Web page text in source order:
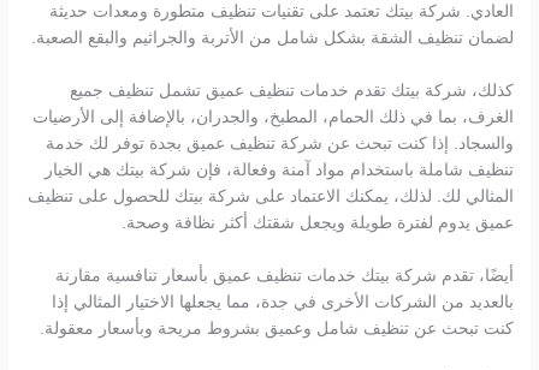
العادي. شركة بيتك تعتمد على تقنيات تنظيف متطورة ومعدات حديثة
لضمان تنظيف الشقة بشكل شامل من الأتربة والجراثيم والبقع الصعبة.
كذلك، شركة بيتك تقدم خدمات تنظيف عميق تشمل تنظيف جميع
الغرف، بما في ذلك الحمام، المطبخ، والجدران، بالإضافة إلى الأرضيات
والسجاد. إذا كنت تبحث عن شركة تنظيف عميق بجدة توفر لك خدمة
تنظيف شاملة باستخدام مواد آمنة وفعالة، فإن شركة بيتك هي الخيار
المثالي لك. لذلك، يمكنك الاعتماد على شركة بيتك للحصول على تنظيف
عميق يدوم لفترة طويلة ويجعل شقتك أكثر نظافة وصحة.
أيضًا، تقدم شركة بيتك خدمات تنظيف عميق بأسعار تنافسية مقارنة
بالعديد من الشركات الأخرى في جدة، مما يجعلها الاختيار المثالي إذا
كنت تبحث عن تنظيف شامل وعميق بشروط مريحة وبأسعار معقولة.